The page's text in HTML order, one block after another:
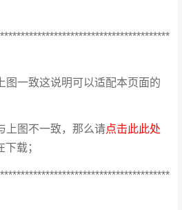
图一致这说明可以适配本页面的
上图不一致，那么请点击此此处
载；